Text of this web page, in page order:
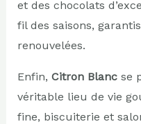
et des chocolats
fil des saisons,
renouvelées.
Enfin, Citron Blancse
véritable lieu de vie
fine, biscuiterie et